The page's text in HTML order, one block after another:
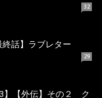
32
終話】ラブレター
29
】【外伝】その２ ク